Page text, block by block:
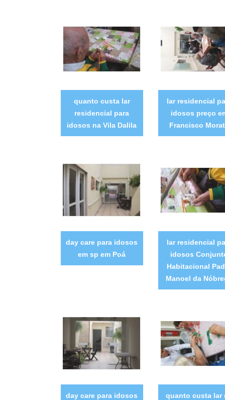
quanto custa lar
residencial para
idosos na Vila Dalila
lar residencial
idosos preço
Francisco
day care para idosos
em sp em Poá
lar residencial
idosos
Habitacional
Manoel da
day care para idosos
quanto custa lar